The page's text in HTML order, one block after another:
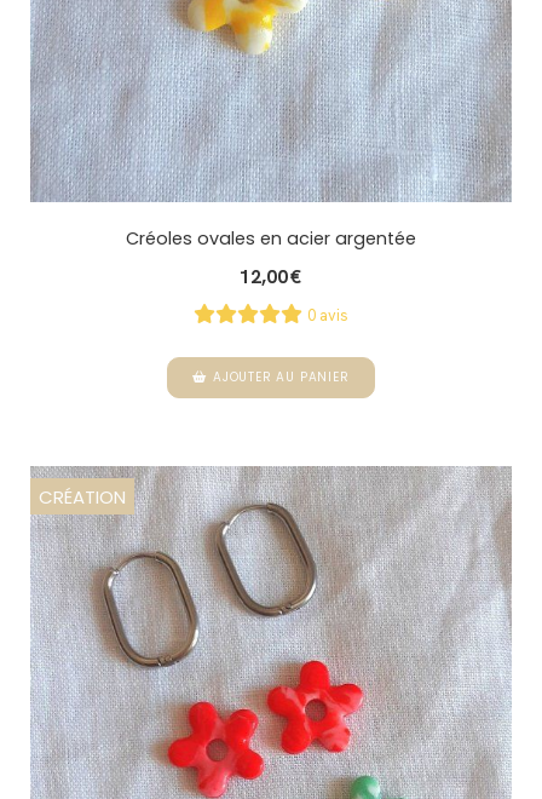
Créoles ovales en acier argentée
12,00€
0 avis
AJOUTER AU PANIER
CRÉATION